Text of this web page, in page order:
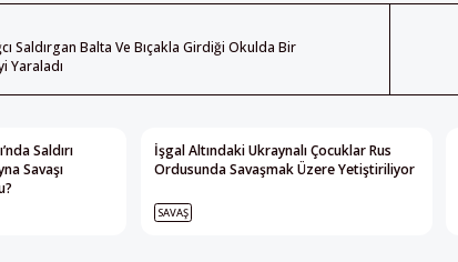
Saldırgan Balta Ve Bıçakla Girdiği Okulda Bir
Yaraladı
Saldırı
Savaşı
İşgal Altındaki Ukraynalı Çocuklar Rus
Ordusunda Savaşmak Üzere Yetiştiriliyor
SAVAŞ